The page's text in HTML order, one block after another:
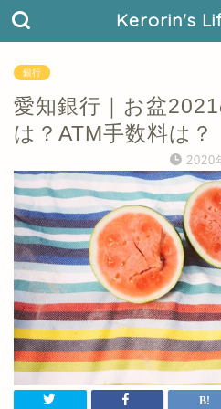
Kerorin's
銀行
愛知銀行｜お盆
は？ATM手数料は？
2020